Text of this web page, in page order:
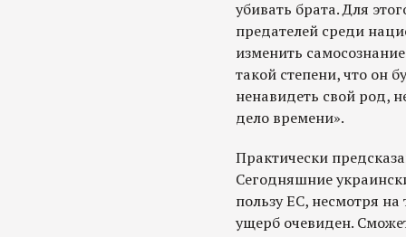
убивать брата. Для
предателей среди
изменить
такой степени, что он
ненавидеть свой род,
дело времени».
Практически
Сегодняшние
пользу ЕС, несмотря
ущерб очевиден.